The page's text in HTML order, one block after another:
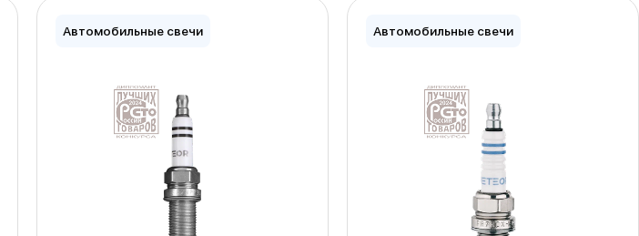
Автомобильные свечи Автомобильные свечи